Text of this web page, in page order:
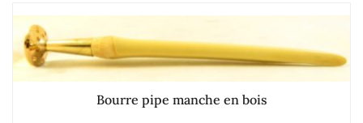
Bourre pipe manche en bois